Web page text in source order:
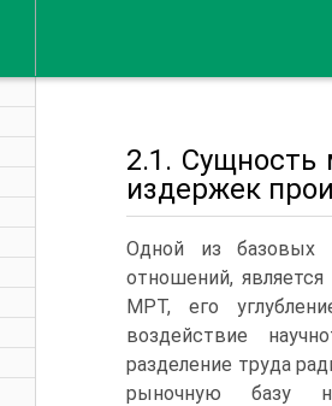
2.1. Сущность
издержек
Одной из базовых
отношений,
МРТ, его
воздействие
разделение труда
рыночную базу